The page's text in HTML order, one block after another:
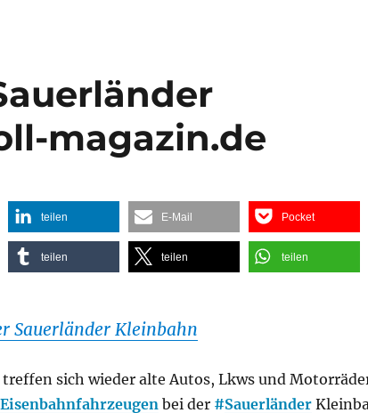
magazin.de
teilen E-Mail Pocket
teilen teilen teilen
Sauerländer Kleinbahn
treffen sich wieder alte Autos, Lkws und
Eisenbahnfahrzeugenbei der#Sauerländer